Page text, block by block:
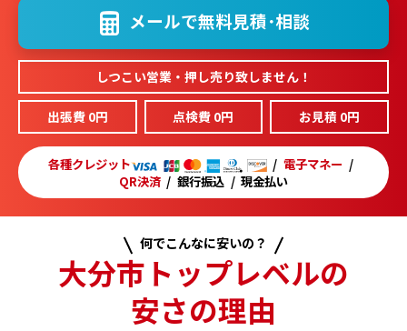
メールで無料見積･相談
しつこい営業・押し売り致しません！
出張費 0円 点検費 0円 お見積 0円
各種クレジット
電子マネー
QR決済
銀行振込 現金払い
何でこんなに安いの？
大分市トップレベルの
安さの理由